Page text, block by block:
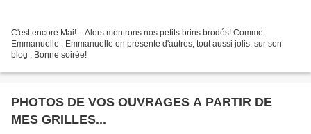
C'est encore Mai!... Alors montrons nos petits brins brodés! Comme
Emmanuelle : Emmanuelle en présente d'autres, tout aussi jolis, sur son
blog : Bonne soirée!
PHOTOS DE VOS OUVRAGES A PARTIR DE
MES GRILLES...